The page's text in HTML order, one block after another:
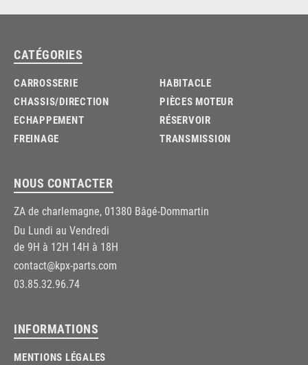
CATÉGORIES
CARROSSERIE
CHASSIS/DIRECTION
ECHAPPEMENT
FREINAGE
HABITACLE
PIÈCES MOTEUR
RÉSERVOIR
TRANSMISSION
NOUS CONTACTER
ZA de charlemagne, 01380 Bâgé-Dommartin
Du Lundi au Vendredi
de 9H à 12H 14H à 18H
contact@kpx-parts.com
03.85.32.96.74
INFORMATIONS
MENTIONS LÉGALES